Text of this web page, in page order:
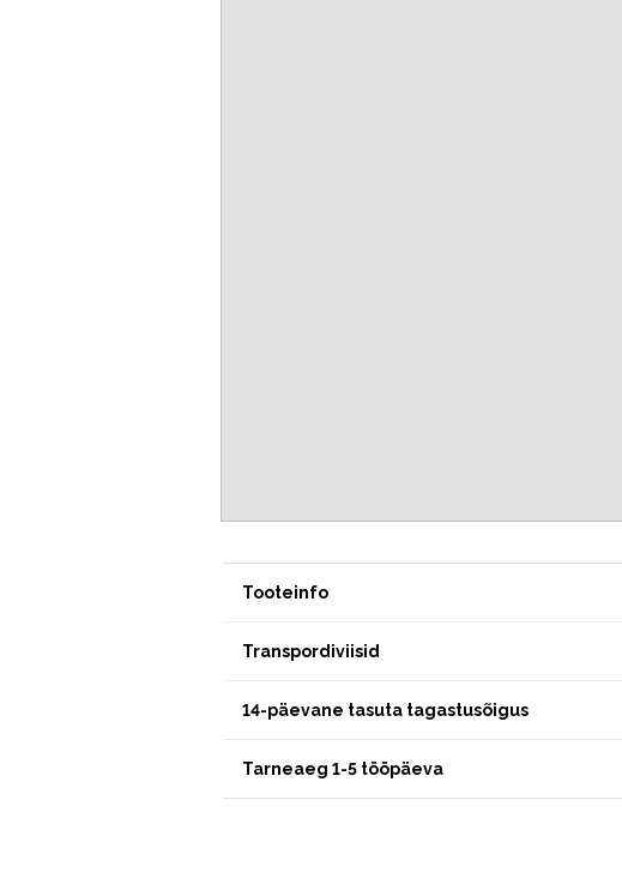
Tooteinfo
Transpordiviisid
14-päevane tasuta tagastusõigus
Tarneaeg 1-5 tööpäeva